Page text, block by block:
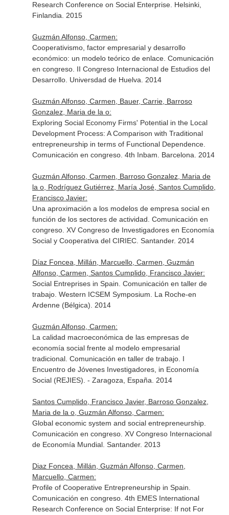
Research Conference on Social Enterprise. Helsinki,
Finlandia. 2015
Guzmán Alfonso, Carmen:
Cooperativismo, factor empresarial y desarrollo
económico: un modelo teórico de enlace. Comunicación
en congreso. II Congreso Internacional de Estudios del
Desarrollo. Universdad de Huelva. 2014
Guzmán Alfonso, Carmen, Bauer, Carrie, Barroso
Gonzalez, Maria de la o:
Exploring Social Economy Firms' Potential in the Local
Development Process: A Comparison with Traditional
entrepreneurship in terms of Functional Dependence.
Comunicación en congreso. 4th Inbam. Barcelona. 2014
Guzmán Alfonso, Carmen, Barroso Gonzalez, Maria de
la o, Rodríguez Gutiérrez, María José, Santos Cumplido,
Francisco Javier:
Una aproximación a los modelos de empresa social en
función de los sectores de actividad. Comunicación en
congreso. XV Congreso de Investigadores en Economía
Social y Cooperativa del CIRIEC. Santander. 2014
Díaz Foncea, Millán, Marcuello, Carmen, Guzmán
Alfonso, Carmen, Santos Cumplido, Francisco Javier:
Social Entreprises in Spain. Comunicación en taller de
trabajo. Western ICSEM Symposium. La Roche-en
Ardenne (Bélgica). 2014
Guzmán Alfonso, Carmen:
La calidad macroeconómica de las empresas de
economía social frente al modelo empresarial
tradicional. Comunicación en taller de trabajo. I
Encuentro de Jóvenes Investigadores, in Economía
Social (REJIES). - Zaragoza, España. 2014
Santos Cumplido, Francisco Javier, Barroso Gonzalez,
Maria de la o, Guzmán Alfonso, Carmen:
Global economic system and social entrepreneurship.
Comunicación en congreso. XV Congreso Internacional
de Economía Mundial. Santander. 2013
Diaz Foncea, Millán, Guzmán Alfonso, Carmen,
Marcuello, Carmen:
Profile of Cooperative Entrepreneurship in Spain.
Comunicación en congreso. 4th EMES International
Research Conference on Social Enterprise: If not For